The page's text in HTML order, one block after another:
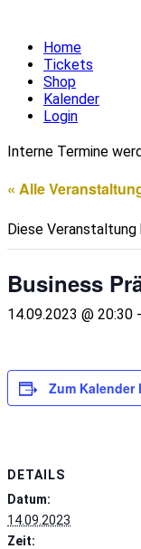
Home
Tickets
Shop
Kalender
Login
Interne Termine
« Alle
Diese
Business
14.09.2023 @ 20:30 -
Zum Kalender
DETAILS
Datum:
14.09.2023
Zeit: